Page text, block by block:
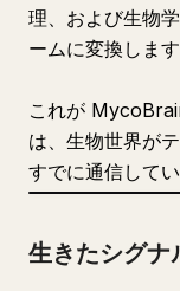
理、および生物
ームに変換します
これが
は、生物世界が
すでに通信して
生きたシグナ